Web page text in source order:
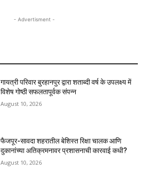
- Advertisment -
गायत्री परिवार बुरहानपुर द्वारा शताब्दी वर्ष के उपलक्ष्य में
विशेष गोष्ठी सफलतापूर्वक संपन्न
August 10, 2026
फैजपूर-सावदा शहरातील बेशिस्त रिक्षा चालक आणि
दुकानांच्या अतिक्रमनावर प्रशासनाची कारवाई कधी?
August 10, 2026